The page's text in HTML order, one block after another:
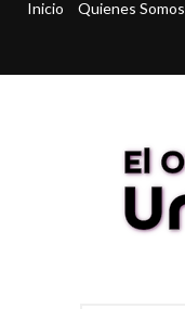
Inicio Quienes Somos